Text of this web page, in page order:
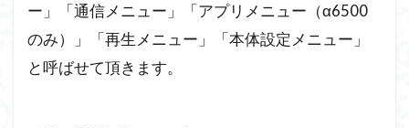
ー」「通信メニュー」「アプリメニュー（α6500
のみ）」「再生メニュー」「本体設定メニュー」
と呼ばせて頂きます。